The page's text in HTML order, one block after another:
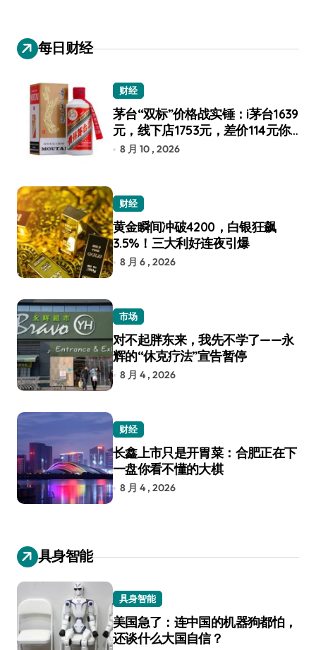
每日财经
财经
茅台“双标”价格战实锤：i茅台1639
元，线下店1753元，差价114元你
选谁？
8 月 10 , 2026
财经
黄金瞬间冲破4200，白银狂飙
3.5%！三大利好连夜引爆
8 月 6 , 2026
市场
对不起胖东来，我先不学了——永
辉的“休克疗法”宣告暂停
8 月 4 , 2026
财经
长鑫上市只是开胃菜：合肥正在下
一盘你看不懂的大棋
8 月 4 , 2026
具身智能
具身智能
美国急了：连中国的机器狗都怕，
还谈什么大国自信？